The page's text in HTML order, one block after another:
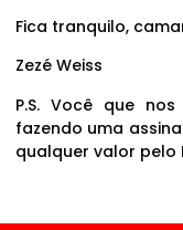
Fica tranquilo,
Zezé Weiss
P.S. Você que
fazendo uma
qualquer valor pelo